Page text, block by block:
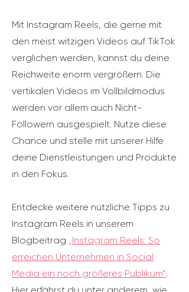
Mit Instagram Reels, die gerne mit
den meist witzigen Videos auf TikTok
verglichen werden, kannst du deine
Reichweite enorm vergrößern. Die
vertikalen Videos im Vollbildmodus
werden vor allem auch Nicht-
Followern ausgespielt. Nutze diese
Chance und stelle mit unserer Hilfe
deine Dienstleistungen und Produkte
in den Fokus.
Entdecke weitere nützliche Tipps zu
Instagram Reels in unserem
Blogbeitrag „Instagram Reels: So
erreichen Unternehmen in Social
Media ein noch größeres Publikum“.